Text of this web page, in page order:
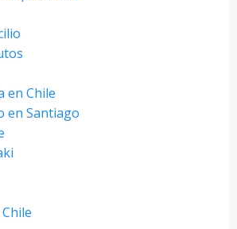
en Chile
en Santiago